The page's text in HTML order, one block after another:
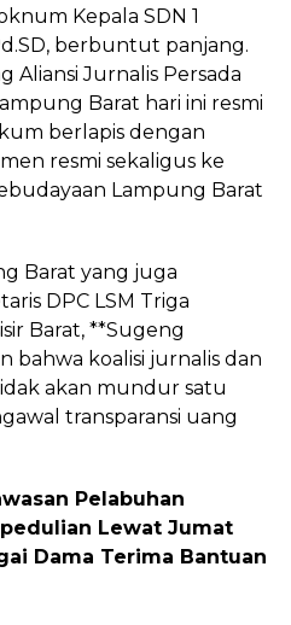
Kepala SDN 1
berbuntut panjang.
Aliansi Jurnalis Persada
Barat hari ini resmi
berlapis dengan
resmi sekaligus ke
Lampung Barat
Barat yang juga
DPC LSM Triga
Barat, **Sugeng
bahwa koalisi jurnalis dan
akan mundur satu
transparansi uang
Pelabuhan
Lewat Jumat
Dama Terima Bantuan